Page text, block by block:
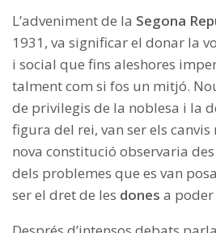
L’adveniment de la Segona
1931, va significar el donar la
i social que fins aleshores
talment com si fos un mitjó.
de privilegis de la noblesa i la
figura del rei, van ser els canvis
nova constitució observaria des
dels problemes que es van
ser el dret de les dones a